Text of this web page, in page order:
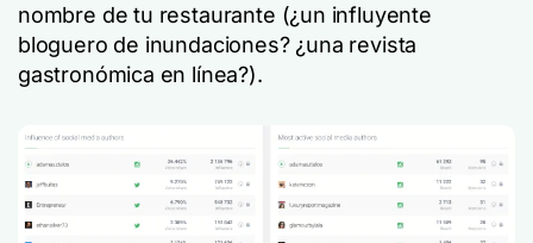
nombre de tu restaurante (¿un influyente
bloguero de inundaciones? ¿una revista
gastronómica en línea?).